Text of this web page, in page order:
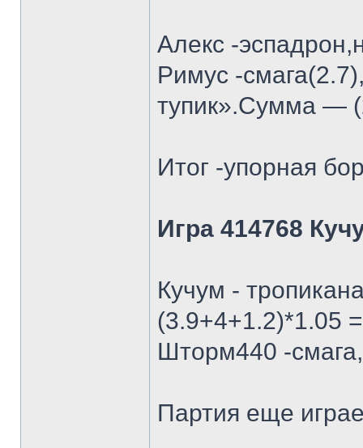
Алекс -
Римус -
тупик».Сумма —
Итог -упорная
Игра 414768
Кучум -
(3.9+4+1.2)*1.05
Шторм440 -
Партия еще